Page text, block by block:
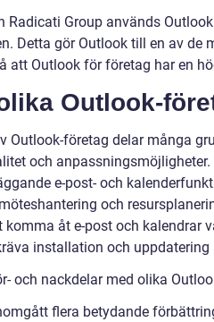
Radicati Group används
Detta gör Outlook till en av de
att Outlook för företag har en
Outlook-
Outlook-företag delar många
och
e-post- och
och
åt e-post och kalendrar
installation och uppdatering
och nackdelar med olika
flera betydande